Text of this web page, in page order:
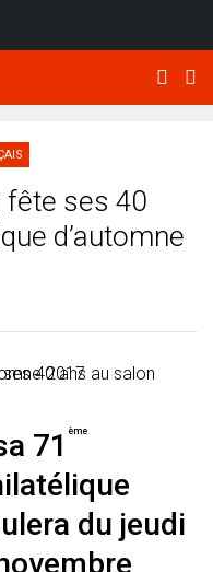
fête ses 40
d’automne
71 ème
du jeudi